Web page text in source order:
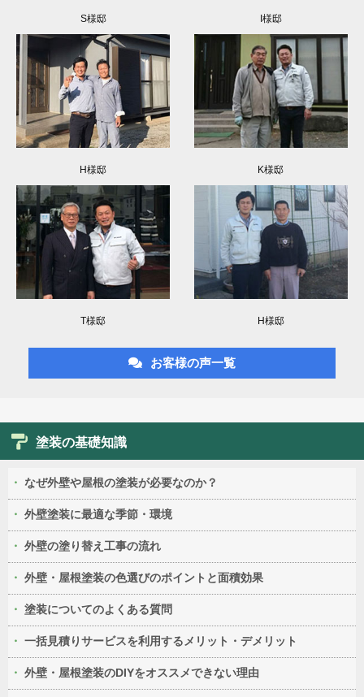
S様邸 I様邸
H様邸 K様邸
T様邸 H様邸
お客様の声一覧
塗装の基礎知識
なぜ外壁や屋根の塗装が必要なのか？
外壁塗装に最適な季節・環境
外壁の塗り替え工事の流れ
外壁・屋根塗装の色選びのポイントと面積効果
塗装についてのよくある質問
一括見積りサービスを利用するメリット・デメリット
外壁・屋根塗装のDIYをオススメできない理由